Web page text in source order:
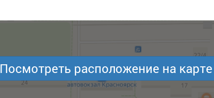
Посмотреть расположение на карте